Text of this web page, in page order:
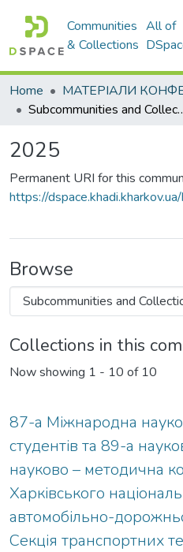
Communities
& Collections
All of
Home
2025
Permanent URI for this
https://
Browse
Collections in this
Now showing 1 - 10 of 10
87-а Міжнародна
студентів та 89-а
науково – методична
Харківського
автомобільно-
Секція транспортних